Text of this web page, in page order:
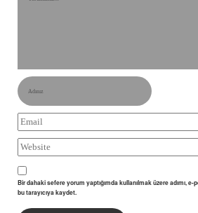
Bir dahaki sefere yorum yaptığımda kullanılmak üzere adımı,
bu tarayıcıya kaydet.